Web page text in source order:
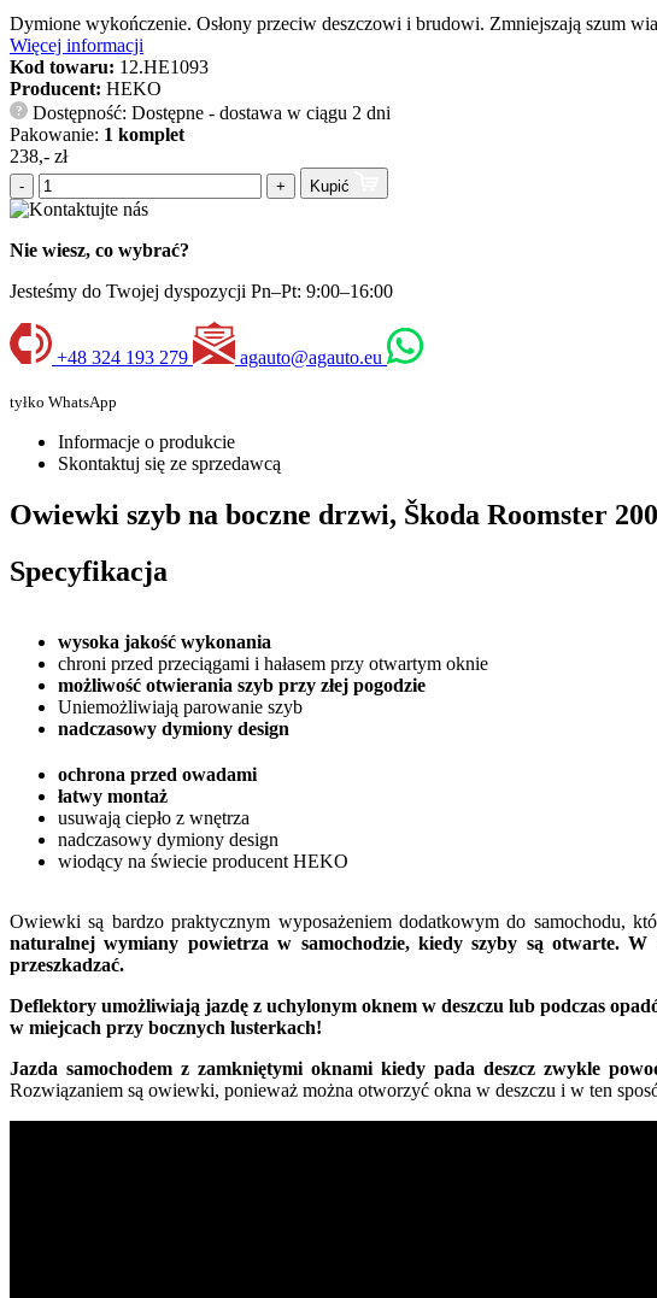
Dymione wykończenie. Osłony przeciw deszczowi i brudowi. Zmniejszają szum
Więcej informacji
Kod towaru: 12.HE1093
Producent: HEKO
?
Dostępność: Dostępne - dostawa w ciągu 2 dni
Pakowanie: 1 komplet
238,- zł
- + Kupić
Nie wiesz, co wybrać?
Jesteśmy do Twojej dyspozycji Pn–Pt: 9:00–16:00
+48 324 193 279 agauto@agauto.eu
tyłko WhatsApp
Informacje o produkcie
Skontaktuj się ze sprzedawcą
Owiewki szyb na boczne drzwi, Škoda Roomster
Specyfikacja
wysoka jakość wykonania
chroni przed przeciągami i hałasem przy otwartym oknie
możliwość otwierania szyb przy złej pogodzie
Uniemożliwiają parowanie szyb
nadczasowy dymiony design
ochrona przed owadami
łatwy montaż
usuwają ciepło z wnętrza
nadczasowy dymiony design
wiodący na świecie producent HEKO
Owiewki są bardzo praktycznym wyposażeniem dodatkowym do samochodu,
naturalnej wymiany powietrza w samochodzie, kiedy szyby są otwarte.
przeszkadzać.
Deflektory umożliwiają jazdę z uchylonym oknem w deszczu lub podczas
w miejcach przy bocznych lusterkach!
Jazda samochodem z zamkniętymi oknami kiedy pada deszcz zwykle
Rozwiązaniem są owiewki, ponieważ można otworzyć okna w deszczu i w ten